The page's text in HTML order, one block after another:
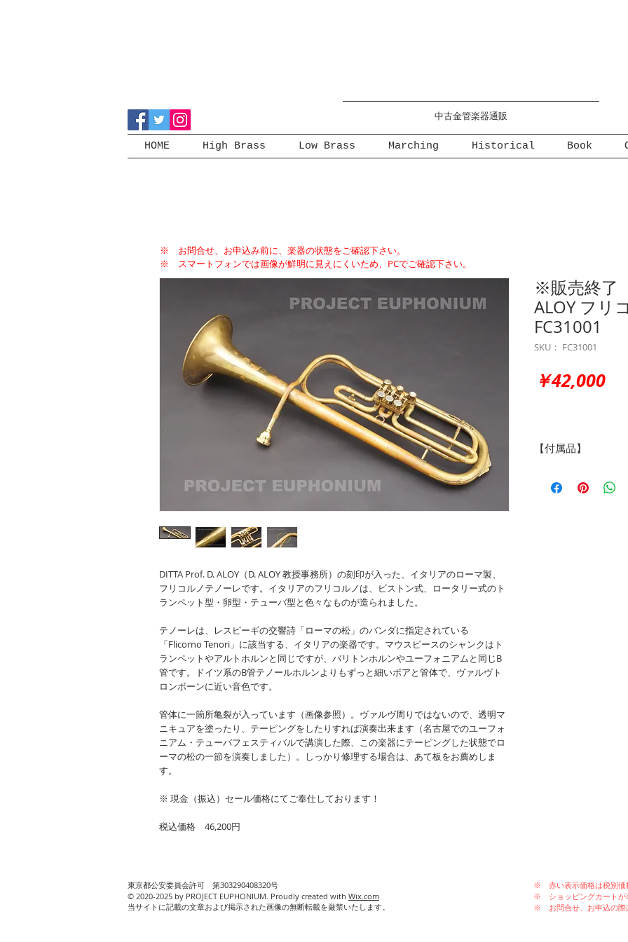
中古金管楽器通販
HOME High Brass Low Brass Marching Historical Book
DITTA Prof. D. ALOY（D. ALOY 教授事務所）の刻印が入った、イタリアのローマ製、
フリコルノテノーレです。イタリアのフリコルノは、ビストン式、ロータリー式のト
ランペット型・卵型・テューバ型と色々なものが造られました。
テノーレは、レスピーギの交響詩「ローマの松」のバンダに指定されている
「Flicorno Tenori」に該当する、イタリアの楽器です。マウスピースのシャンクはト
ランペットやアルトホルンと同じですが、バリトンホルンやユーフォニアムと同じB
管です。ドイツ系のB管テノールホルンよりもずっと細いボアと管体で、ヴァルヴト
ロンボーンに近い音色です。
管体に一箇所亀裂が入っています（画像参照）。ヴァルヴ周りではないので、透明マ
ニキュアを塗ったり、テーピングをしたりすれば演奏出来ます（名古屋でのユーフォ
ニアム・テューバフェスティバルで講演した際、この楽器にテーピングした状態でロ
ーマの松の一節を演奏しました）。しっかり修理する場合は、あて板をお薦めしま
す。
※ 現金（振込）セール価格にてご奉仕しております！
税込価格 46,200円
※販売終了
ALOY フリ
FC31001
SKU： FC31001
￥42,000価
【付属品】
（画像のマウスピー
※ お問合せ、お申込み前に、楽器の状態をご確認下さい。
※ スマートフォンでは画像が鮮明に見えにくいため、PCでご確認下さい。
東京都公安委員会許可 第303290408320号
© 2020-2025 by PROJECT EUPHONIUM. Proudly created with Wix.com
当サイトに記載の文章および掲示された画像の無断転載を厳禁いたします。
※ 赤い表示価格は税別価
※ ショッピングカートが
※ お問合せ、お申込の際